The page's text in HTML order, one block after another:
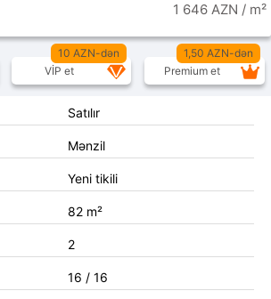
1 646 AZN / m²
10 AZN-dən
VİP et
1,50 AZN-dən
Premium et
Satılır
Mənzil
Yeni tikili
82 m²
2
16 / 16